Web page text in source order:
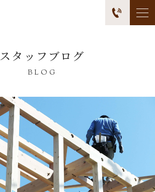
スタッフブログ
BLOG